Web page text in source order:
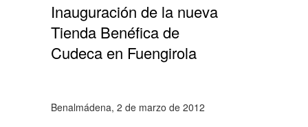
Inauguración de la nueva
Tienda Benéfica de
Cudeca en Fuengirola
Benalmádena, 2 de marzo de 2012